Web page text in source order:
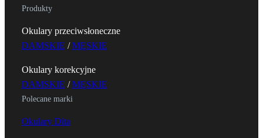
Produkty
Okulary przeciwsłoneczne
DAMSKIE /MĘSKIE
Okulary korekcyjne
DAMSKIE /MĘSKIE
Polecane marki
Okulary Dita